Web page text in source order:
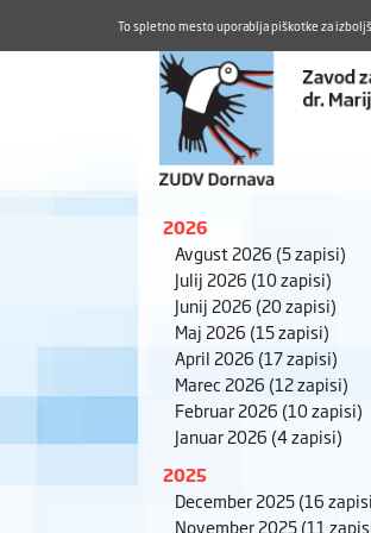
2026
Avgust 2026 (5 zapisi)
Julij 2026 (10 zapisi)
Junij 2026 (20 zapisi)
Maj 2026 (15 zapisi)
April 2026 (17 zapisi)
Marec 2026 (12 zapisi)
Februar 2026 (10 zapisi)
Januar 2026 (4 zapisi)
2025
December 2025(16
November 2025(11
To spletno mesto uporablja piškotke za